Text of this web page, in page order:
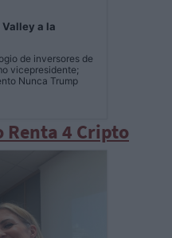
a la
de inversores de
vicepresidente;
Nunca Trump
Renta 4 Cripto